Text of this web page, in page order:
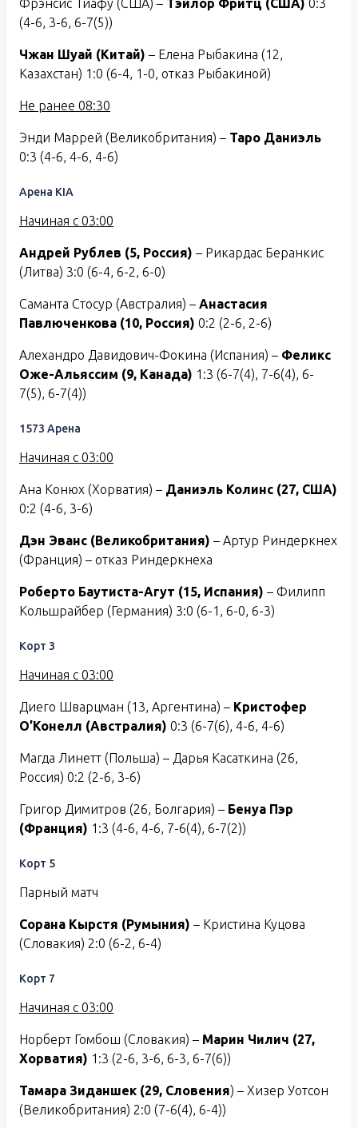
Фрэнсис Тиафу (США) – Тэйлор Фритц (США) 0:3
(4-6, 3-6, 6-7(5))
Чжан Шуай (Китай) – Елена Рыбакина (12,
Казахстан) 1:0 (6-4, 1-0, отказ Рыбакиной)
Не ранее 08:30
Энди Маррей (Великобритания) – Таро Даниэль
0:3 (4-6, 4-6, 4-6)
Арена KIA
Начиная с 03:00
Андрей Рублев (5, Россия) – Рикардас Беранкис
(Литва) 3:0 (6-4, 6-2, 6-0)
Саманта Стосур (Австралия) – Анастасия
Павлюченкова (10, Россия) 0:2 (2-6, 2-6)
Алехандро Давидович-Фокина (Испания) – Феликс
Оже-Альяссим (9, Канада) 1:3 (6-7(4), 7-6(4), 6-
7(5), 6-7(4))
1573 Арена
Начиная с 03:00
Ана Конюх (Хорватия) – Даниэль Колинс (27, США)
0:2 (4-6, 3-6)
Дэн Эванс (Великобритания) – Артур Риндеркнех
(Франция) – отказ Риндеркнеха
Роберто Баутиста-Агут (15, Испания) – Филипп
Кольшрайбер (Германия) 3:0 (6-1, 6-0, 6-3)
Корт 3
Начиная с 03:00
Диего Шварцман (13, Аргентина) – Кристофер
О’Конелл (Австралия) 0:3 (6-7(6), 4-6, 4-6)
Магда Линетт (Польша) – Дарья Касаткина (26,
Россия) 0:2 (2-6, 3-6)
Григор Димитров (26, Болгария) – Бенуа Пэр
(Франция) 1:3 (4-6, 4-6, 7-6(4), 6-7(2))
Корт 5
Парный матч
Сорана Кырстя (Румыния) – Кристина Куцова
(Словакия) 2:0 (6-2, 6-4)
Корт 7
Начиная с 03:00
Норберт Гомбош (Словакия) – Марин Чилич (27,
Хорватия) 1:3 (2-6, 3-6, 6-3, 6-7(6))
Тамара Зиданшек (29, Словения) – Хизер Уотсон
(Великобритания) 2:0 (7-6(4), 6-4))